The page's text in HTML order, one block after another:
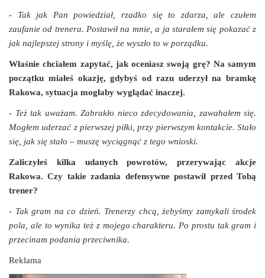
- Tak jak Pan powiedział, rzadko się to zdarza, ale czułem
zaufanie od trenera. Postawił na mnie, a ja starałem się pokazać z
jak najlepszej strony i myślę, że wyszło to w porządku.
Właśnie chciałem zapytać, jak oceniasz swoją grę? Na samym
początku miałeś okazję, gdybyś od razu uderzył na bramkę
Rakowa, sytuacja mogłaby wyglądać inaczej.
- Też tak uważam. Zabrakło nieco zdecydowania, zawahałem się.
Mogłem uderzać z pierwszej piłki, przy pierwszym kontakcie. Stało
się, jak się stało – muszę wyciągnąć z tego wnioski.
Zaliczyłeś kilka udanych powrotów, przerywając akcje
Rakowa. Czy takie zadania defensywne postawił przed Tobą
trener?
- Tak gram na co dzień. Trenerzy chcą, żebyśmy zamykali środek
pola, ale to wynika też z mojego charakteru. Po prostu tak gram i
przecinam podania przeciwnika.
Reklama